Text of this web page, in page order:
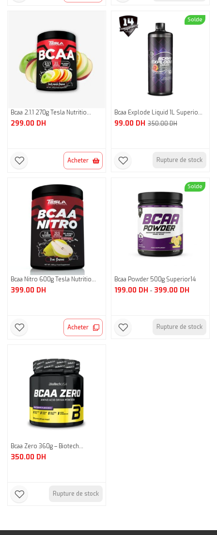
Bcaa 2.1.1 270g Tesla Nutritio...
299.00 DH
Acheter
Solde
Bcaa Explode Liquid 1L Superio...
350.00DHOriginal
99.00 DH
Current
Rupture de stock
Bcaa Nitro 600g Tesla Nutritio...
399.00 DH
Acheter
Solde
Bcaa Powder 500g Superior14
199.00 DH - 399.00 DH
Rupture de stock
Bcaa Zero 360g – Biotech...
350.00 DH
Rupture de stock